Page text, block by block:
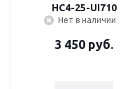
HC4-25-UI710
Нет в наличии
3 450 руб.